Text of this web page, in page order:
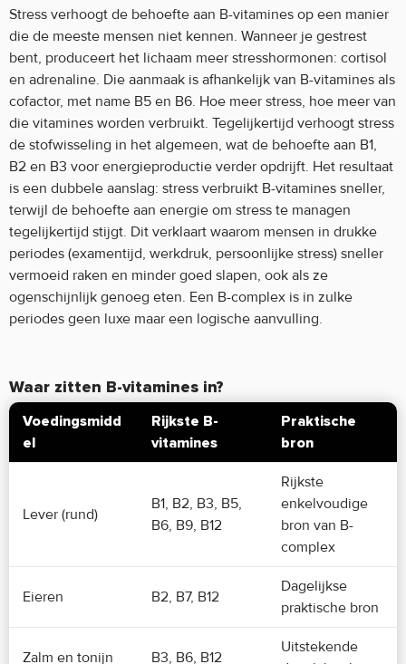
Stress verhoogt de behoefte aan B-vitamines op een manier
die de meeste mensen niet kennen. Wanneer je gestrest
bent, produceert het lichaam meer stresshormonen: cortisol
en adrenaline. Die aanmaak is afhankelijk van B-vitamines als
cofactor, met name B5 en B6. Hoe meer stress, hoe meer van
die vitamines worden verbruikt. Tegelijkertijd verhoogt stress
de stofwisseling in het algemeen, wat de behoefte aan B1,
B2 en B3 voor energieproductie verder opdrijft. Het resultaat
is een dubbele aanslag: stress verbruikt B-vitamines sneller,
terwijl de behoefte aan energie om stress te managen
tegelijkertijd stijgt. Dit verklaart waarom mensen in drukke
periodes (examentijd, werkdruk, persoonlijke stress) sneller
vermoeid raken en minder goed slapen, ook als ze
ogenschijnlijk genoeg eten. Een B-complex is in zulke
periodes geen luxe maar een logische aanvulling.
Waar zitten B-vitamines in?
Voedingsmidd
el
Rijkste B-
vitamines
Praktische
bron
Lever (rund)
B1, B2, B3, B5,
B6, B9, B12
Rijkste
enkelvoudige
bron van B-
complex
Eieren B2, B7, B12
Dagelijkse
praktische bron
Zalm en tonijn B3, B6, B12
Uitstekende